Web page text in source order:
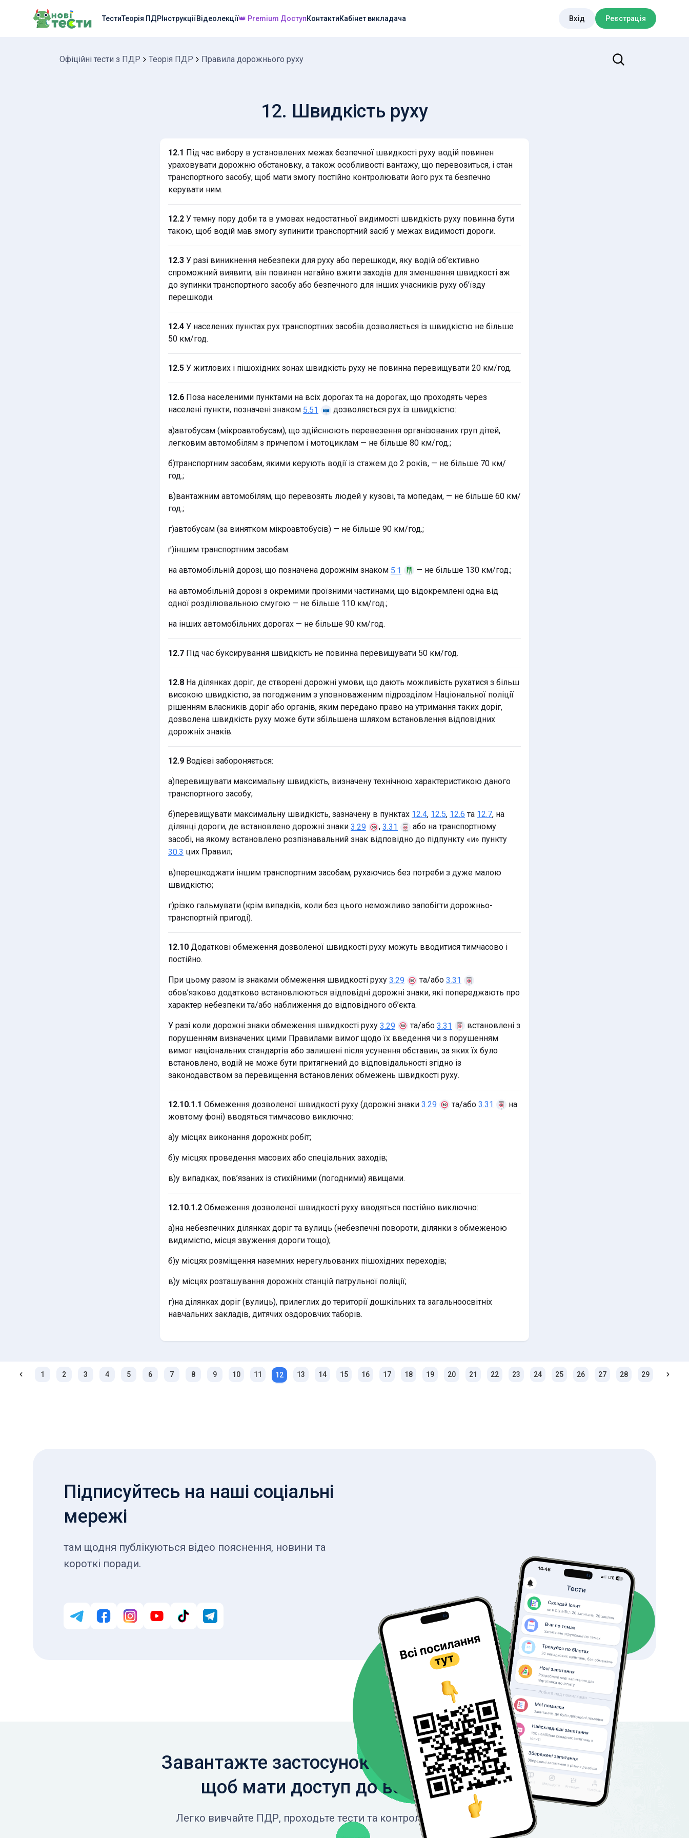
ТестиТеорія ПДР ІнструкціїВідеолекції👑 Premium ДоступКонтактиКабінет викладача Вхід Реєстрація
Офіційні тести з ПДР Теорія ПДР Правила дорожнього руху
Пошук
12. Швидкість руху
12.1 Під час вибору в установлених межах безпечної швидкості руху водій повинен
ураховувати дорожню обстановку, а також особливості вантажу, що перевозиться, і стан
транспортного засобу, щоб мати змогу постійно контролювати його рух та безпечно
керувати ним.
12.2 У темну пору доби та в умовах недостатньої видимості швидкість руху повинна бути
такою, щоб водій мав змогу зупинити транспортний засіб у межах видимості дороги.
12.3 У разі виникнення небезпеки для руху або перешкоди, яку водій об’єктивно
спроможний виявити, він повинен негайно вжити заходів для зменшення швидкості аж
до зупинки транспортного засобу або безпечного для інших учасників руху об’їзду
перешкоди.
12.4 У населених пунктах рух транспортних засобів дозволяється із швидкістю не більше
50 км/год.
12.5 У житлових і пішохідних зонах швидкість руху не повинна перевищувати 20 км/год.
12.6 Поза населеними пунктами на всіх дорогах та на дорогах, що проходять через
населені пункти, позначені знаком 5.51 дозволяється рух із швидкістю:
а)автобусам (мікроавтобусам), що здійснюють перевезення організованих груп дітей,
легковим автомобілям з причепом і мотоциклам — не більше 80 км/год.;
б)транспортним засобам, якими керують водії із стажем до 2 років, — не більше 70 км/
год.;
в)вантажним автомобілям, що перевозять людей у кузові, та мопедам, — не більше 60 км/
год.;
г)автобусам (за винятком мікроавтобусів) — не більше 90 км/год.;
ґ)іншим транспортним засобам:
на автомобільній дорозі, що позначена дорожнім знаком 5.1 — не більше 130 км/год.;
на автомобільній дорозі з окремими проїзними частинами, що відокремлені одна від
одної розділювальною смугою — не більше 110 км/год.;
на інших автомобільних дорогах — не більше 90 км/год.
12.7 Під час буксирування швидкість не повинна перевищувати 50 км/год.
12.8 На ділянках доріг, де створені дорожні умови, що дають можливість рухатися з більш
високою швидкістю, за погодженим з уповноваженим підрозділом Національної поліції
рішенням власників доріг або органів, яким передано право на утримання таких доріг,
дозволена швидкість руху може бути збільшена шляхом встановлення відповідних
дорожніх знаків.
12.9 Водієві забороняється:
а)перевищувати максимальну швидкість, визначену технічною характеристикою даного
транспортного засобу;
б)перевищувати максимальну швидкість, зазначену в пунктах 12.4, 12.5, 12.6 та 12.7, на
ділянці дороги, де встановлено дорожні знаки 3.29 , 3.31
або на транспортному
засобі, на якому встановлено розпізнавальний знак відповідно до підпункту «и» пункту
30.3 цих Правил;
в)перешкоджати іншим транспортним засобам, рухаючись без потреби з дуже малою
швидкістю;
г)різко гальмувати (крім випадків, коли без цього неможливо запобігти дорожньо-
транспортній пригоді).
12.10 Додаткові обмеження дозволеної швидкості руху можуть вводитися тимчасово і
постійно.
При цьому разом із знаками обмеження швидкості руху 3.29 та/або 3.31
обов’язково додатково встановлюються відповідні дорожні знаки, які попереджають про
характер небезпеки та/або наближення до відповідного об’єкта.
У разі коли дорожні знаки обмеження швидкості руху 3.29 та/або 3.31
встановлені з
порушенням визначених цими Правилами вимог щодо їх введення чи з порушенням
вимог національних стандартів або залишені після усунення обставин, за яких їх було
встановлено, водій не може бути притягнений до відповідальності згідно із
законодавством за перевищення встановлених обмежень швидкості руху.
12.10.1.1 Обмеження дозволеної швидкості руху (дорожні знаки 3.29 та/або 3.31
на
жовтому фоні) вводяться тимчасово виключно:
а)у місцях виконання дорожніх робіт;
б)у місцях проведення масових або спеціальних заходів;
в)у випадках, пов’язаних із стихійними (погодними) явищами.
12.10.1.2 Обмеження дозволеної швидкості руху вводяться постійно виключно:
а)на небезпечних ділянках доріг та вулиць (небезпечні повороти, ділянки з обмеженою
видимістю, місця звуження дороги тощо);
б)у місцях розміщення наземних нерегульованих пішохідних переходів;
в)у місцях розташування дорожніх станцій патрульної поліції;
г)на ділянках доріг (вулиць), прилеглих до території дошкільних та загальноосвітніх
навчальних закладів, дитячих оздоровчих таборів.
1 2 3 4 5 6 7 8 9 10 11 12 13 14 15 16 17 18 19 20 21 22 23 24 25 26 27 28 29 30
Підписуйтесь на наші соціальні
мережі
там щодня публікуються відео пояснення, новини та
короткі поради.
Завантажте застосунок на свій смартфон,
щоб мати доступ до всіх функцій
Легко вивчайте ПДР, проходьте тести та контролюйте свій прогрес.